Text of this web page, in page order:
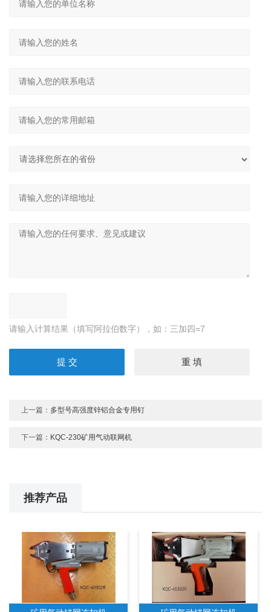
请输入计算结果（填写阿拉伯数字），如：三加四=7
上一篇： 多型号高强度锌铝合金专用钉
下一篇： KQC-230矿用气动联网机
推荐产品